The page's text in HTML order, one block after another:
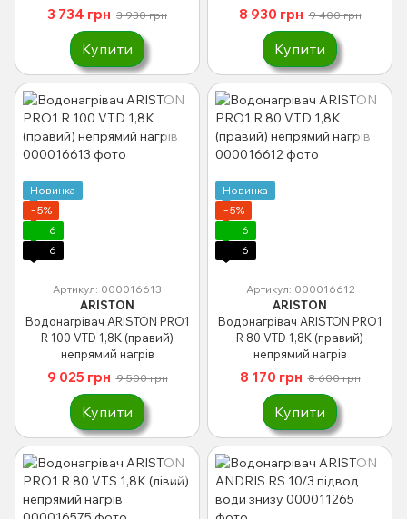
3 734 грн 3 930 грн
Купити
8 930 грн 9 400 грн
Купити
Новинка
−5%
6
6
Артикул: 000016613
ARISTON
Водонагрівач ARISTON PRO1
R 100 VTD 1,8K (правий)
непрямий нагрiв
9 025 грн 9 500 грн
Купити
Новинка
−5%
6
6
Артикул: 000016612
ARISTON
Водонагрівач ARISTON PRO1
R 80 VTD 1,8K (правий)
непрямий нагрiв
8 170 грн 8 600 грн
Купити